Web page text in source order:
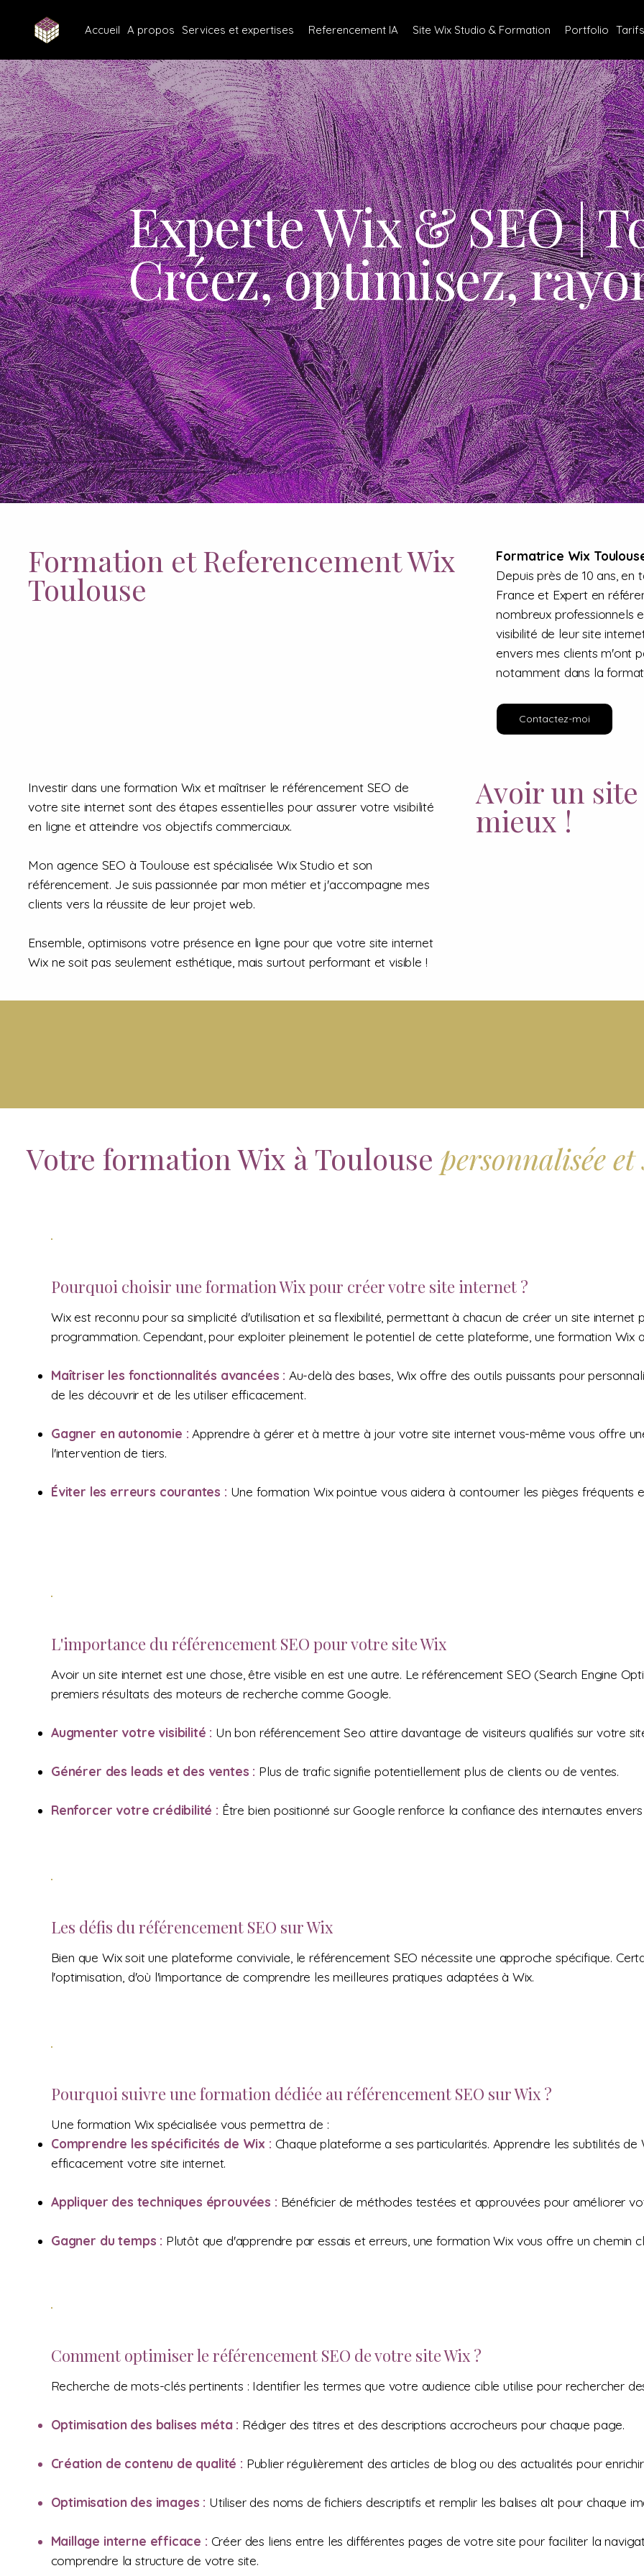
Accueil A propos Services et expertises Referencement IA Site Wix Studio & Formation Portfolio
Experte Wix & SEO |
Créez, optimisez,
Formation et Referencement Wix
Toulouse
Formatrice Wix
Depuis près de 10 ans, en
France et Expert en
nombreux professionnels
visibilité de leur site
envers mes clients m'ont
notamment dans la
Contactez-moi
Investir dans une formation Wix et maîtriser le référencement SEO de
votre site internet sont des étapes essentielles pour assurer votre visibilité
en ligne et atteindre vos objectifs commerciaux.
Mon agence SEO à Toulouse est spécialisée Wix Studio et son
référencement. Je suis passionnée par mon métier et j'accompagne mes
clients vers la réussite de leur projet web.
Ensemble, optimisons votre présence en ligne pour que votre site internet
Wix ne soit pas seulement esthétique, mais surtout performant et visible !
Avoir un
mieux !
Votre formation Wix à Toulouse personnalisée
Pourquoi choisir une formation Wix pour créer votre site internet ?
Wix est reconnu pour sa simplicité d'utilisation et sa flexibilité, permettant à chacun de créer un site internet
programmation. Cependant, pour exploiter pleinement le potentiel de cette plateforme, une formation Wix
Maîtriser les fonctionnalités avancées : Au-delà des bases, Wix offre des outils puissants pour
de les découvrir et de les utiliser efficacement.
Gagner en autonomie :Apprendre à gérer et à mettre à jour votre site internet vous-même vous offre
l'intervention de tiers.
Éviter les erreurs courantes : Une formation Wix pointue vous aidera à contourner les pièges fréquents
L'importance du référencement SEO pour votre site Wix
Avoir un site internet est une chose, être visible en est une autre. Le référencement SEO (Search Engine
premiers résultats des moteurs de recherche comme Google.
Augmenter votre visibilité : Un bon référencement Seo attire davantage de visiteurs qualifiés sur votre
Générer des leads et des ventes : Plus de trafic signifie potentiellement plus de clients ou de ventes.
Renforcer votre crédibilité : Être bien positionné sur Google renforce la confiance des internautes
Les défis du référencement SEO sur Wix
Bien que Wix soit une plateforme conviviale, le référencement SEO nécessite une approche spécifique.
l'optimisation, d'où l'importance de comprendre les meilleures pratiques adaptées à Wix.
Pourquoi suivre une formation dédiée au référencement SEO sur Wix ?
Une formation Wix spécialisée vous permettra de :
Comprendre les spécificités de Wix : Chaque plateforme a ses particularités. Apprendre les subtilités
efficacement votre site internet.
Appliquer des techniques éprouvées : Bénéficier de méthodes testées et approuvées pour améliorer
Gagner du temps : Plutôt que d'apprendre par essais et erreurs, une formation Wix vous offre un chemin
Comment optimiser le référencement SEO de votre site Wix ?
Recherche de mots-clés pertinents : Identifier les termes que votre audience cible utilise pour rechercher
Optimisation des balises méta : Rédiger des titres et des descriptions accrocheurs pour chaque page.
Création de contenu de qualité : Publier régulièrement des articles de blog ou des actualités pour
Optimisation des images : Utiliser des noms de fichiers descriptifs et remplir les balises alt pour chaque
Maillage interne efficace : Créer des liens entre les différentes pages de votre site pour faciliter la
comprendre la structure de votre site.